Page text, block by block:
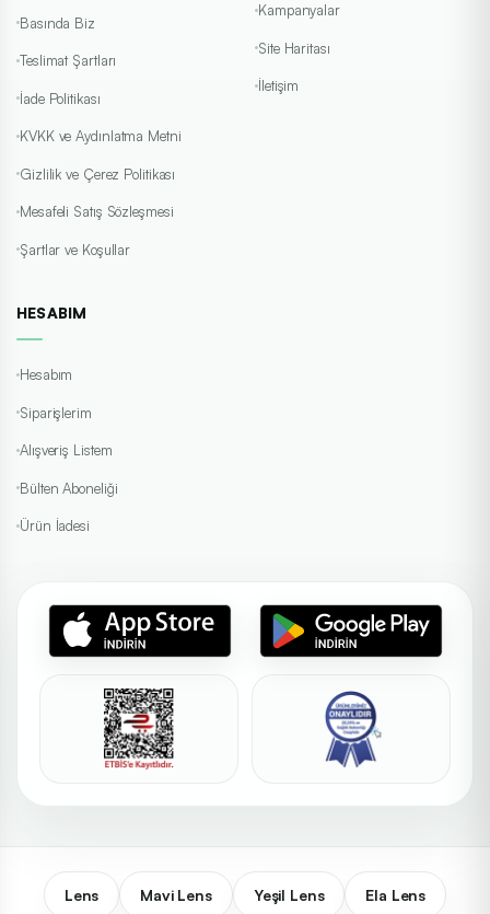
Basında Biz
Teslimat Şartları
İade Politikası
KVKK ve Aydınlatma Metni
Gizlilik ve Çerez Politikası
Mesafeli Satış Sözleşmesi
Şartlar ve Koşullar
Kampanyalar
Site Haritası
İletişim
HESABIM
Hesabım
Siparişlerim
Alışveriş Listem
Bülten Aboneliği
Ürün İadesi
Lens Mavi Lens Yeşil Lens Ela Lens